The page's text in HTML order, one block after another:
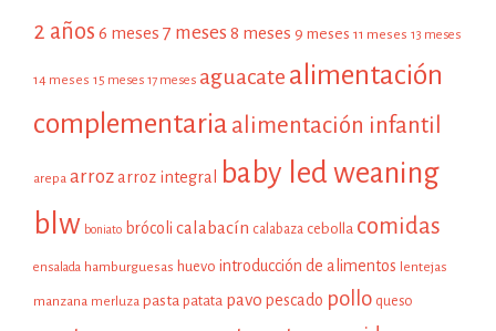
2 años 6 meses 7 meses 8 meses 9 meses 11 meses 13 meses
14 meses 15 meses 17 meses aguacate alimentación
complementaria alimentación infantil
arepa arroz arroz integral
baby led weaning
blw boniato brócoli calabacín calabaza cebolla comidas
ensalada hamburguesas huevo introducción de alimentos lentejas
manzana merluza pasta patata pavo pescado pollo queso